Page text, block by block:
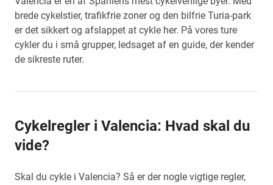
brede cykelstier, trafikfrie zoner og den bilfrie Turia-park
er det sikkert og afslappet at cykle her. På vores ture
cykler du i små grupper, ledsaget af en guide, der kender
de sikreste ruter.
Cykelregler i Valencia: Hvad skal du
vide?
Skal du cykle i Valencia? Så er der nogle vigtige regler,